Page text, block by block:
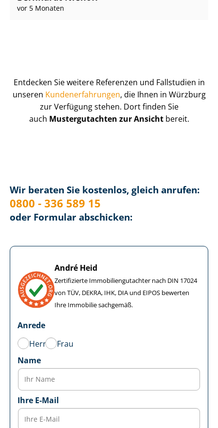
vor 5 Monaten
Entdecken Sie weitere Referenzen und Fallstudien in
unseren Kun­de­n­er­fah­run­gen, die Ihnen in Würzburg
zur Verfügung stehen. Dort finden Sie
auch Mustergutachten zur Ansichtbereit.
Wir beraten Sie kostenlos, gleich anrufen:
0800 - 336 589 15
oder Formular abschicken:
André Heid
Zertifizierte Im­mo­bi­li­en­gut­ach­ter nach DIN 17024
von TÜV, DEKRA, IHK, DIA und EIPOS bewerten
Ihre Immobilie sachgemäß.
Anrede
Herr
Frau
Name
Ihre E-Mail